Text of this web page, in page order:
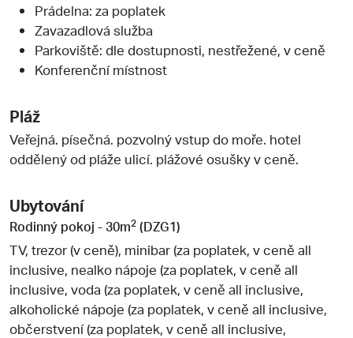
Prádelna: za poplatek
Zavazadlová služba
Parkoviště: dle dostupnosti, nestřežené, v ceně
Konferenční místnost
Pláž
Veřejná. písečná. pozvolný vstup do moře. hotel
oddělený od pláže ulicí. plážové osušky v ceně.
Ubytování
Rodinný pokoj - 30m2 (DZG1)
TV, trezor (v ceně), minibar (za poplatek, v ceně all
inclusive, nealko nápoje (za poplatek, v ceně all
inclusive, voda (za poplatek, v ceně all inclusive,
alkoholické nápoje (za poplatek, v ceně all inclusive,
občerstvení (za poplatek, v ceně all inclusive,